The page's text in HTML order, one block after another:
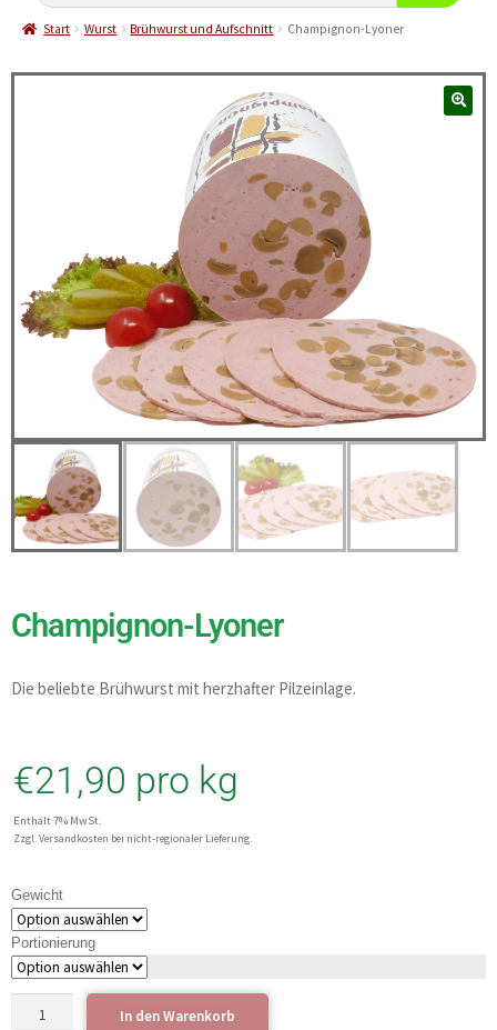
Start Wurst Brühwurst und Aufschnitt Champignon-Lyoner
Champignon-Lyoner
Die beliebte Brühwurst mit herzhafter Pilzeinlage.
€21,90 pro kg
Enthält 7% MwSt.
Zzgl. Versandkosten bei nicht-regionaler Lieferung.
Gewicht
Portionierung
In den Warenkorb